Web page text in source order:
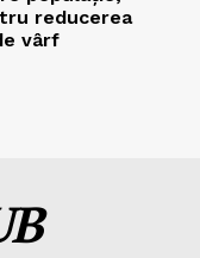
reducerea
vârf